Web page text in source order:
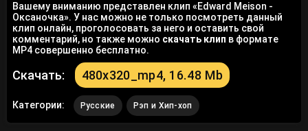
Вашему вниманию представлен клип «Edward Meison -
Оксаночка». У нас можно не только посмотреть данный
клип онлайн, проголосовать за него и оставить свой
комментарий, но также можно скачать клип в формате
MP4 совершенно бесплатно.
Скачать: 480x320_mp4, 16.48 Mb
Категории: Русские Рэп и Хип-хоп